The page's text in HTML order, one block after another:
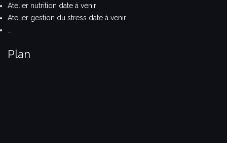
Atelier nutrition date à venir
Atelier gestion du stress date à venir
Plan